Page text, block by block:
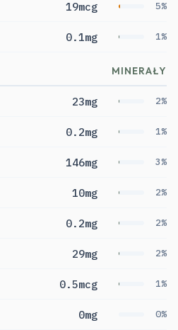
19mcg 5%
0.1mg 1%
MINERAŁY
23mg 2%
0.2mg 1%
146mg 3%
10mg 2%
0.2mg 2%
29mg 2%
0.5mcg 1%
0mg 0%